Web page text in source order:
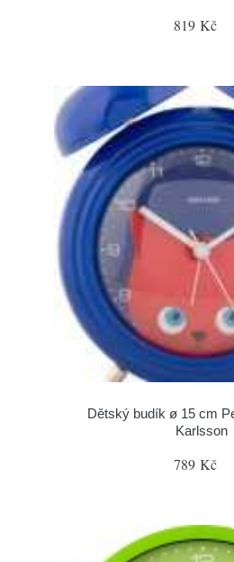
819 Kč
Dětský budík ø 15 cm
Karlsson
789 Kč